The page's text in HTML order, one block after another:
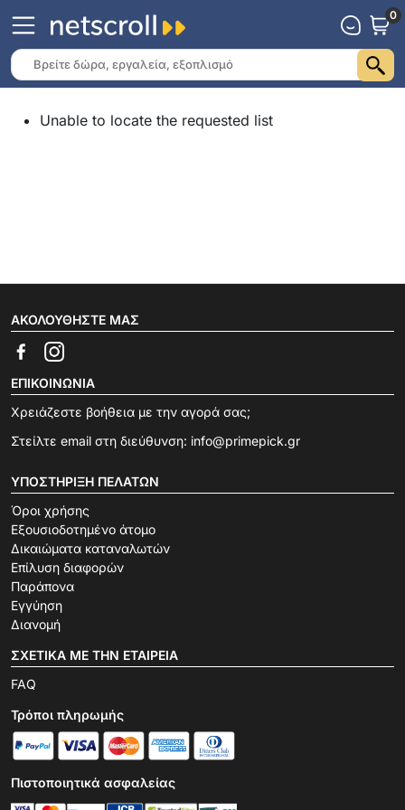
0
Unable to locate the requested list
ΑΚΟΛΟΥΘΉΣΤΕ ΜΑΣ
ΕΠΙΚΟΙΝΩΝΊΑ
Χρειάζεστε βοήθεια με την αγορά σας;
Στείλτε email στη διεύθυνση: info@primepick.gr
ΥΠΟΣΤΉΡΙΞΗ ΠΕΛΑΤΏΝ
Όροι χρήσης
Εξουσιοδοτημένο άτομο
Δικαιώματα καταναλωτών
Επίλυση διαφορών
Παράπονα
Εγγύηση
Διανομή
ΣΧΕΤΙΚΆ ΜΕ ΤΗΝ ΕΤΑΙΡΕΊΑ
FAQ
Τρόποι πληρωμής
Πιστοποιητικά ασφαλείας